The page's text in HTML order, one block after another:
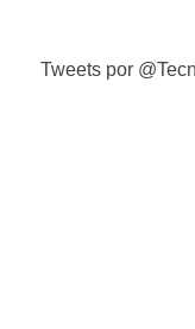
Tweets por